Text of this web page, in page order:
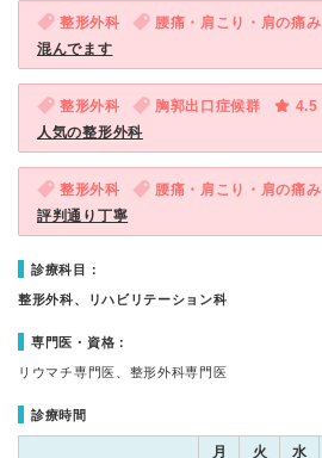
整形外科 腰痛・肩こり・肩の痛み
混んでます
整形外科 胸郭出口症候群
4.5
人気の整形外科
整形外科 腰痛・肩こり・肩の痛み
評判通り丁寧
診療科目：
整形外科、リハビリテーション科
専門医・資格：
リウマチ専門医、整形外科専門医
診療時間
月 火 水